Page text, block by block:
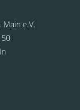
Main e.V.